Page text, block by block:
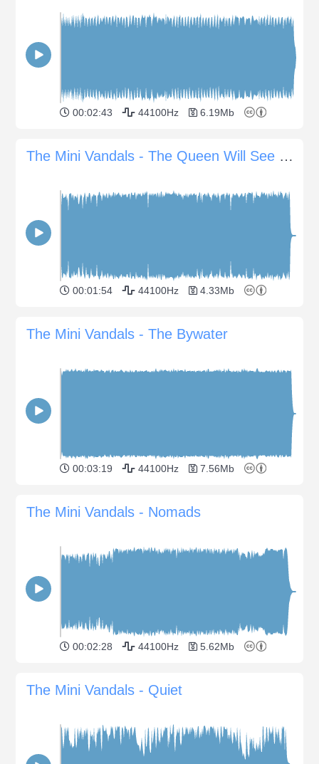
00:02:43 44100Hz 6.19Mb
The Mini Vandals - The Queen Will See You
00:01:54 44100Hz 4.33Mb
The Mini Vandals - The Bywater
00:03:19 44100Hz 7.56Mb
The Mini Vandals - Nomads
00:02:28 44100Hz 5.62Mb
The Mini Vandals - Quiet